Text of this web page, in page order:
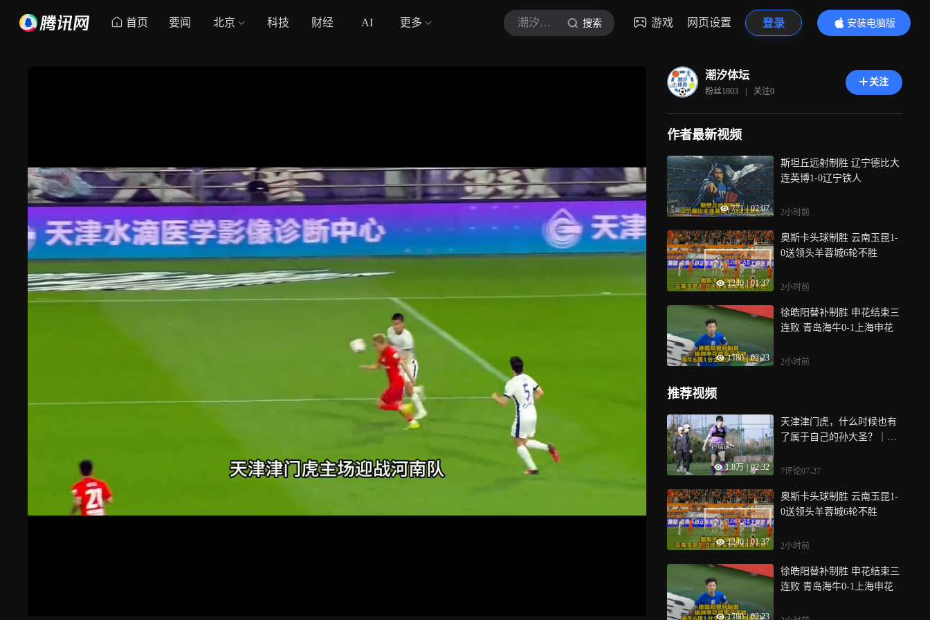
首页 要闻 北京 科技 财经 AI 更多 潮汐体坛 搜索 游戏 网页设置 登录
安装电脑版
内容更精彩
潮汐体坛
粉丝1803 | 关注0
关注
作者最新视频
771 | 02:07
斯坦丘远射制胜 辽宁德比大
连英博1-0辽宁铁人
2小时前
1240 | 01:37
奥斯卡头球制胜 云南玉昆1-
0送领头羊蓉城6轮不胜
2小时前
1780 | 02:23
徐皓阳替补制胜 申花结束三
连败 青岛海牛0-1上海申花
2小时前
推荐视频
1.8万 02:32
天津津门虎，什么时候也有
了属于自己的孙大圣？｜竞
7评论07-27
1240 | 01:37
奥斯卡头球制胜 云南玉昆1-
0送领头羊蓉城6轮不胜
2小时前
1780 | 02:23
徐皓阳替补制胜 申花结束三
连败 青岛海牛0-1上海申花